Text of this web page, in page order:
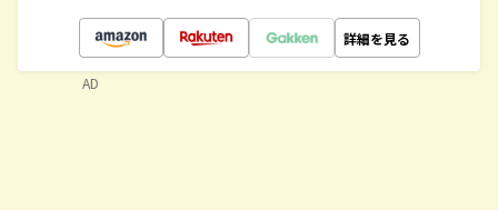
詳細を見る
AD